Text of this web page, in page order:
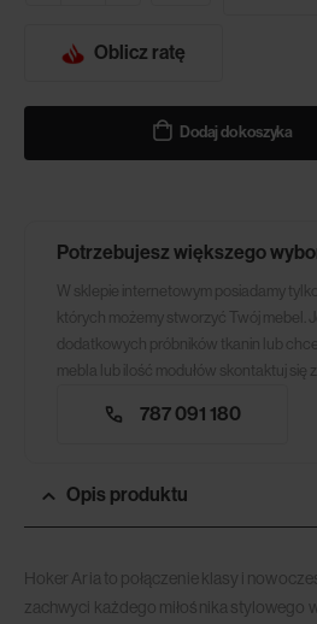
Oblicz ratę
Dodaj do koszyka
Potrzebujesz większego
W sklepie internetowym posiadamy
których możemy stworzyć Twój mebel.
dodatkowych próbników tkanin lub
mebla lub ilość modułów skontaktuj się z
787 091 180
Opis produktu
Hoker Aria to połączenie klasy i
zachwyci każdego miłośnika stylowego